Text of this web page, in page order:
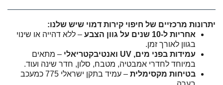
יתרונות מרכזיים של חיפוי קירות דמוי שיש שלנו:
אחריות ל-10 שנים על גוון הצבע
– ללא דהייה או שינוי
בגוון לאורך זמן.
עמידות בפני מים, UV ואנטיבקטריאלי
– מתאים
במיוחד לחדרי אמבטיה, מטבח, סלון, חדר שינה ועוד.
בטיחות מקסימלית
– עמיד בתקן ישראלי 775 כמעכב